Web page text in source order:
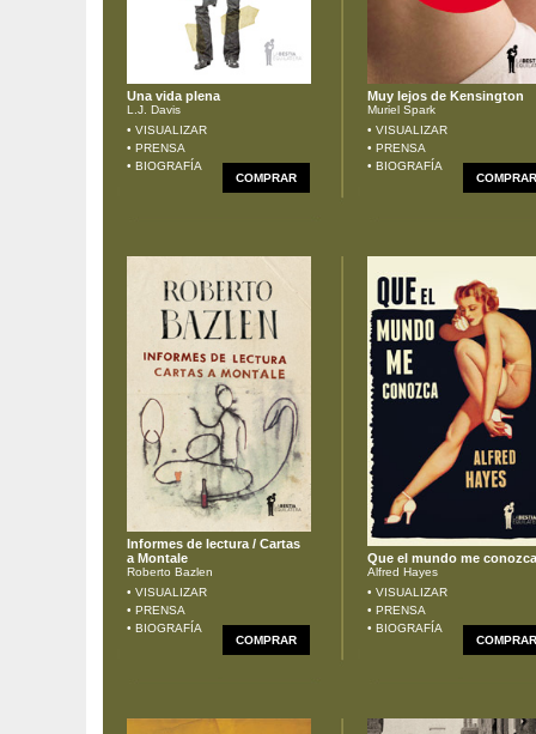
Una vida plena
L.J. Davis
• VISUALIZAR
• PRENSA
• BIOGRAFÍA
COMPRAR
Muy lejos de Kensington
Muriel Spark
• VISUALIZAR
• PRENSA
• BIOGRAFÍA
COMPRAR
Informes de lectura / Cartas
a Montale
Roberto Bazlen
• VISUALIZAR
• PRENSA
• BIOGRAFÍA
COMPRAR
Que el mundo me conozca
Alfred Hayes
• VISUALIZAR
• PRENSA
• BIOGRAFÍA
COMPRAR